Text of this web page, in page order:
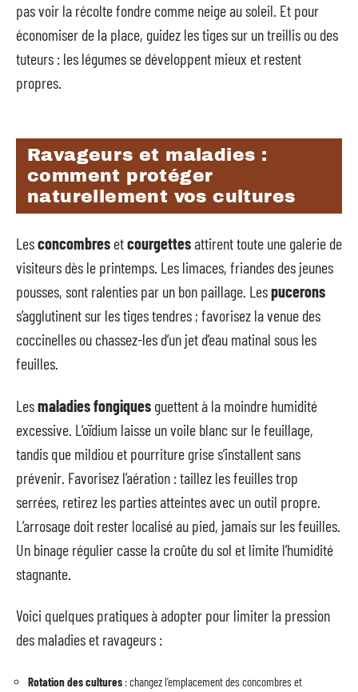
pas voir la récolte fondre comme neige au soleil. Et pour
économiser de la place, guidez les tiges sur un treillis ou des
tuteurs : les légumes se développent mieux et restent
propres.
Ravageurs et maladies :
comment protéger
naturellement vos cultures
Lesconcombres etcourgettesattirent toute une galerie de
visiteurs dès le printemps. Les limaces, friandes des jeunes
pousses, sont ralenties par un bon paillage. Lespucerons
s’agglutinent sur les tiges tendres ; favorisez la venue des
coccinelles ou chassez-les d’un jet d’eau matinal sous les
feuilles.
Lesmaladies fongiques guettent à la moindre humidité
excessive. L’oïdium laisse un voile blanc sur le feuillage,
tandis que mildiou et pourriture grise s’installent sans
prévenir. Favorisez l’aération : taillez les feuilles trop
serrées, retirez les parties atteintes avec un outil propre.
L’arrosage doit rester localisé au pied, jamais sur les feuilles.
Un binage régulier casse la croûte du sol et limite l’humidité
stagnante.
Voici quelques pratiques à adopter pour limiter la pression
des maladies et ravageurs :
Rotation des cultures : changez l’emplacement des concombres et